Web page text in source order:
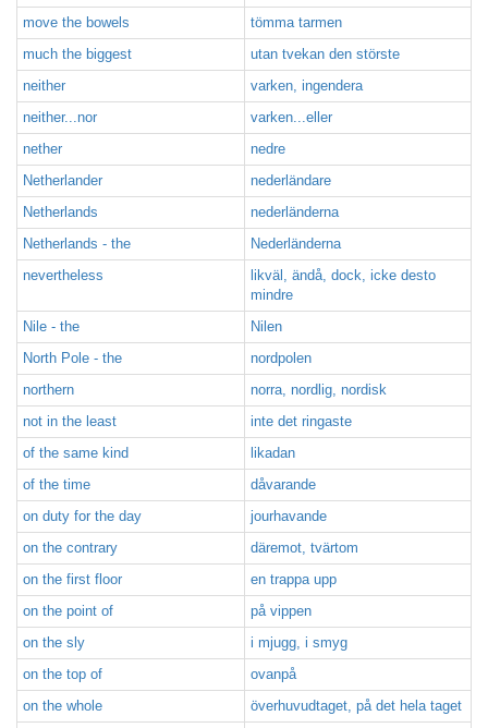
move the bowels
tömma tarmen
much the biggest
utan tvekan den störste
neither
varken, ingendera
neither...nor
varken...eller
nether
nedre
Netherlander
nederländare
Netherlands
nederländerna
Netherlands - the
Nederländerna
nevertheless
likväl, ändå, dock, icke desto
mindre
Nile - the
Nilen
North Pole - the
nordpolen
northern
norra, nordlig, nordisk
not in the least
inte det ringaste
of the same kind
likadan
of the time
dåvarande
on duty for the day
jourhavande
on the contrary
däremot, tvärtom
on the first floor
en trappa upp
on the point of
på vippen
on the sly
i mjugg, i smyg
on the top of
ovanpå
on the whole
överhuvudtaget, på det hela taget